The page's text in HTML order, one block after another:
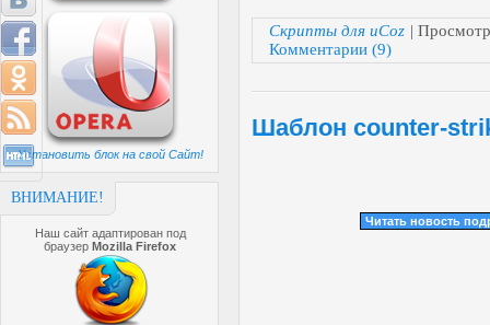
Установить блок на свой Сайт!
ВНИМАНИЕ!
Наш сайт адаптирован под
браузерMozilla Firefox
Скрипты для uCoz |
Комментарии (9)
Шаблон counter-
Читать новость